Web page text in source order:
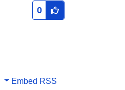
0
Embed RSS